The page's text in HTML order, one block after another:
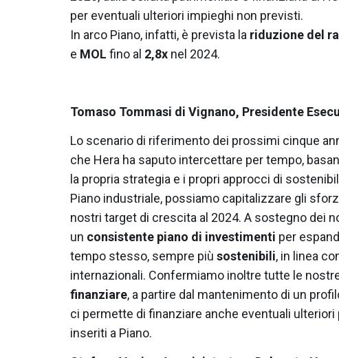
per eventuali ulteriori impieghi non previsti.
In arco Piano, infatti, è prevista la riduzione del
e MOL fino al 2,8x nel 2024.
Tomaso Tommasi di Vignano, Presidente
Lo scenario di riferimento dei prossimi cinque
che Hera ha saputo intercettare per tempo,
la propria strategia e i propri approcci di
Piano industriale, possiamo capitalizzare gli
nostri target di crescita al 2024. A sostegno dei
un consistente piano di investimenti per
tempo stesso, sempre più sostenibili, in linea
internazionali. Confermiamo inoltre tutte le
finanziare, a partire dal mantenimento di un
ci permette di finanziare anche eventuali
inseriti a Piano.